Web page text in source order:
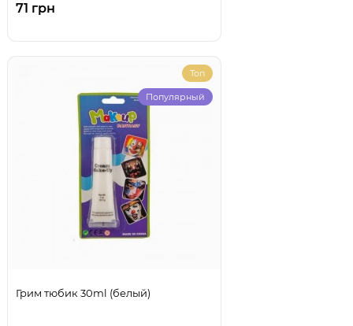
71 грн
Топ
Популярный
Грим тюбик 30ml (белый)